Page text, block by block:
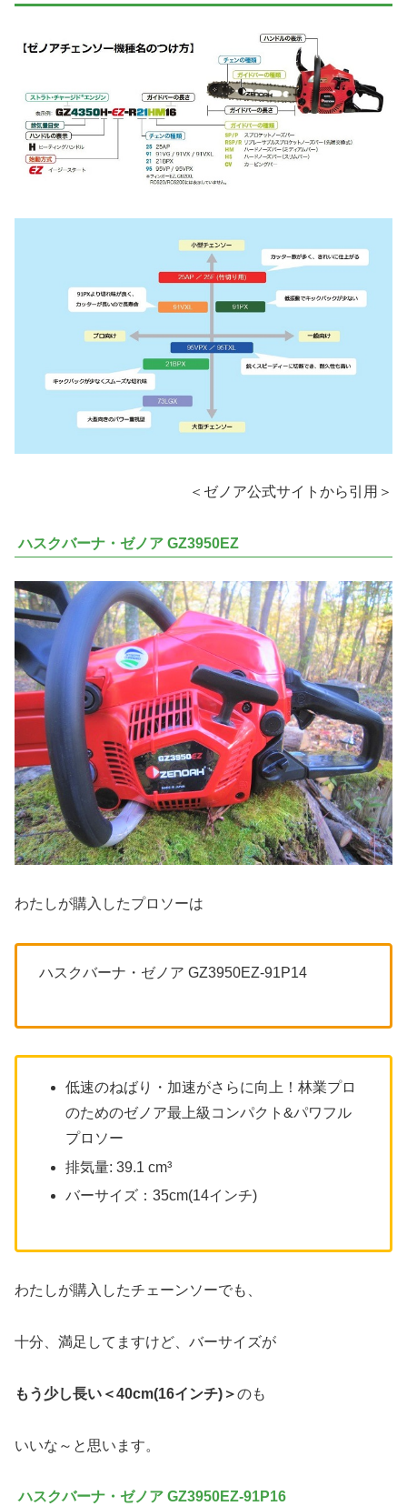
＜ゼノア公式サイトから引用＞
ハスクバーナ・ゼノア GZ3950EZ
わたしが購入したプロソーは
ハスクバーナ・ゼノア GZ3950EZ-91P14
低速のねばり・加速がさらに向上！林業プロ
のためのゼノア最上級コンパクト&パワフル
プロソー
排気量: 39.1 cm³
バーサイズ：35cm(14インチ)
わたしが購入したチェーンソーでも、
十分、満足してますけど、バーサイズが
もう少し長い＜40cm(16インチ)＞のも
いいな～と思います。
ハスクバーナ・ゼノア GZ3950EZ-91P16